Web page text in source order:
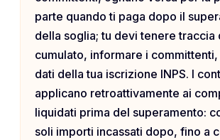
parte quando ti paga dopo il
della soglia; tu devi tenere traccia
cumulato, informare i
dati della tua iscrizione INPS. I
applicano retroattivamente ai
liquidati prima del superamento:
soli importi incassati dopo, fino a